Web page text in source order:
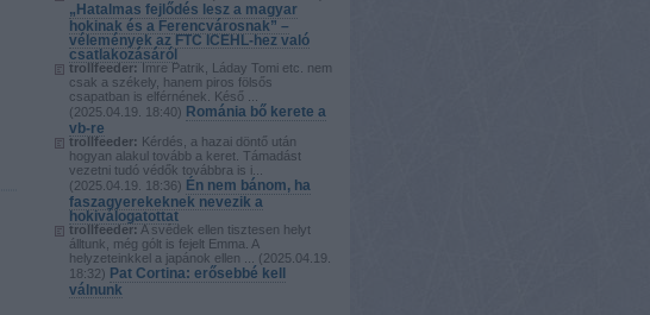
„Hatalmas fejlődés lesz a magyar
hokinak és a Ferencvárosnak” –
vélemények az FTC ICEHL-hez való
csatlakozásáról
trollfeeder:Imre Patrik, Láday Tomi etc. nem
csak a székely, hanem piros fölsős
csapatban is elférnének. Késő ...
(2025.04.19. 18:40) Románia bő kerete a
vb-re
trollfeeder: Kérdés, a hazai döntő után
hogyan alakul tovább a keret. Támadást
vezetni tudó védők továbbra is i...
(2025.04.19. 18:36) Én nem bánom, ha
faszagyerekeknek nevezik a
hokiválogatottat
trollfeeder:A svédek ellen tisztesen helyt
álltunk, még gólt is fejelt Emma. A
helyzeteinkkel a japánok ellen ... (2025.04.19.
18:32) Pat Cortina: erősebbé kell
válnunk